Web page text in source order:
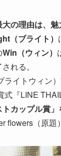
の理由は、魅
（ブライト）
Win（ウィン）
れる。
ライトウィン
『LINE
カップル賞」
flowers（原題